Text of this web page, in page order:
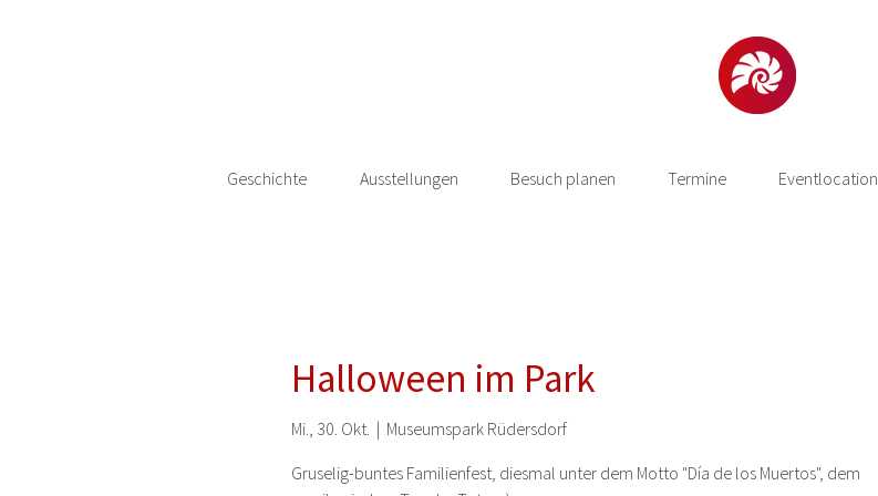
Geschichte Ausstellungen Besuch planen Termine Eventlocation
Halloween im Park
Mi., 30. Okt.
  |
Museumspark Rüdersdorf
Gruselig-buntes Familienfest, diesmal unter dem Motto "Día de los Muertos", dem